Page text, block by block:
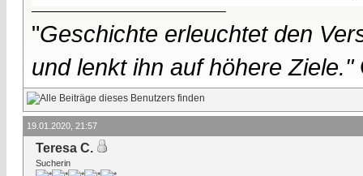
"Geschichte erleuchtet den
und lenkt ihn auf höhere Ziele."
19.01.2020, 21:57
Teresa C.
Sucherin